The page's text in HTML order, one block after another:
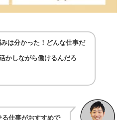
は分かった！どんな仕事だ
かしながら働けるんだろ
る仕事がおすすめで